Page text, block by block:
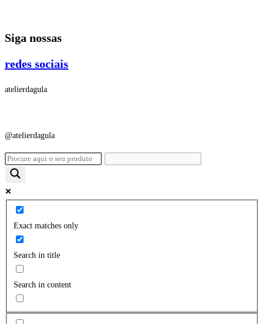
o
Siga nossas
redes sociais
atelierdagula
@atelierdagula
Exact matches only
Search in title
Search in content